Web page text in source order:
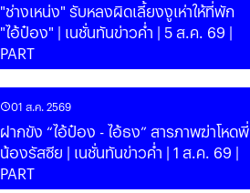
"ช่างเหน่ง" รับหลงผิดเลี้ยงงูเห่าให้ที่พัก
"ไอ้ป๋อง" | เนชั่นทันข่าวค่ำ | 5 ส.ค. 69 |
PART
01 ส.ค. 2569
ฝากขัง “ไอ้ป๋อง - ไอ้ธง” สารภาพฆ่าโหดพี่
น้องรัสซีย | เนชั่นทันข่าวค่ำ | 1 ส.ค. 69 |
PART